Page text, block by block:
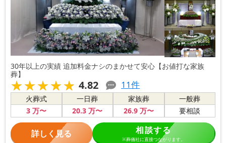
30年以上の実績 追加料金ナシのまかせて安心【お値打な家族
葬】
★★★★★
★★★★★ 4.82 11件
火葬式
3万〜
一日葬
20.3 万〜
家族葬
26.9万〜
一般葬
要相談
詳しく見る 相談する
※葬儀社に直接つながります。